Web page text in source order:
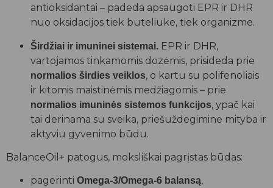
antioksidantai – padeda apsaugoti EPR ir DHR
nuo oksidacijos tiek buteliuke, tiek organizme.
Širdžiai ir imuninei sistemai. EPR ir DHR,
vartojamos tinkamomis dozėmis, prisideda prie
normalios širdies veiklos, o kartu su polifenoliais
ir kitomis maistinėmis medžiagomis – prie
normalios imuninės sistemos funkcijos, ypač kai
tai derinama su sveika, priešuždegimine mityba ir
aktyviu gyvenimo būdu.
BalanceOil+ patogus, moksliškai pagrįstas būdas:
pagerinti Omega-3/Omega-6 balansą,